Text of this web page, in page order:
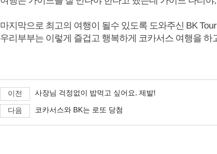
마지막으로 최고의 여행이 될수 있도록 도와주신 BK
우리부부는 이렇게 즐겁고 행복하게 코카서스 여행을 하
이전 사장님 걱정없이 밥먹고 싶어요. 제발!
다음 코카서스와 BK는 로또 당첨